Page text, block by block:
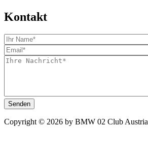
Kontakt
Copyright © 2026 by BMW 02 Club Austria